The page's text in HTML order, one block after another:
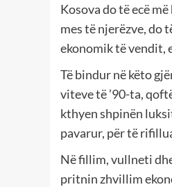
Kosova do të ecë
mes të njerëzve, do
ekonomik të vendit,
Të bindur në këto
viteve të ’90-ta,
kthyen shpinën
pavarur, për të
Në fillim, vullneti
pritnin zhvillim